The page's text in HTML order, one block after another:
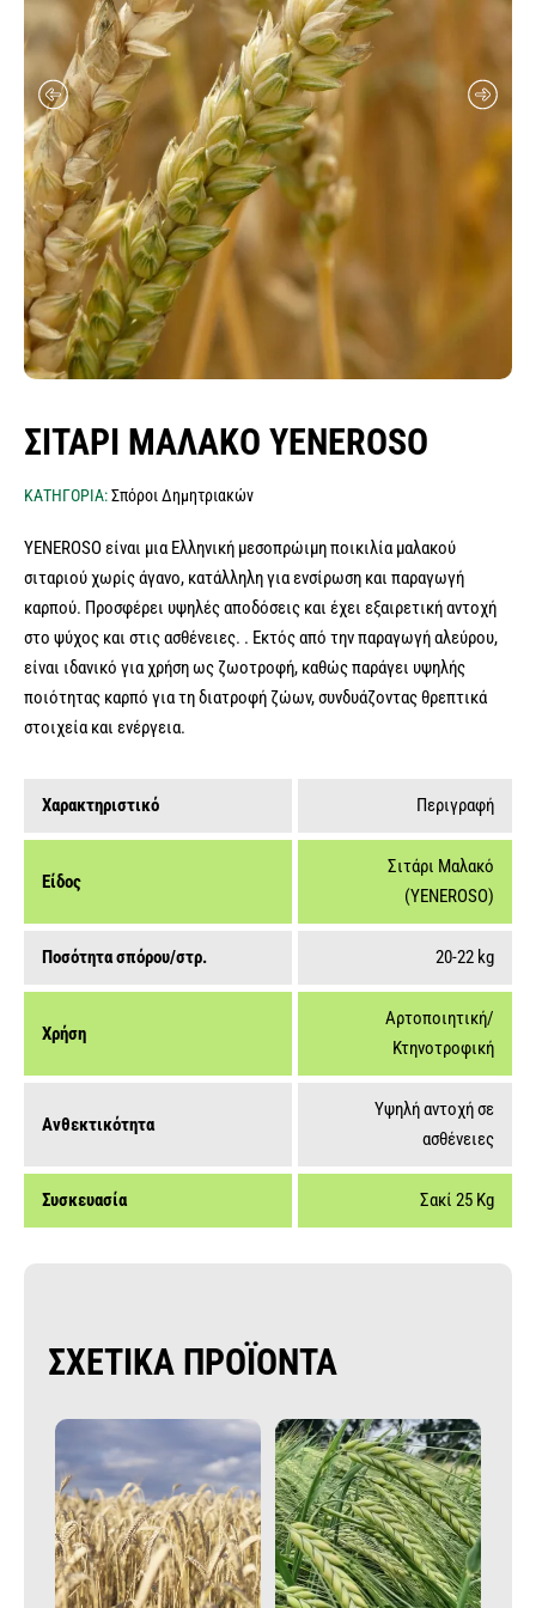
ποικιλιών λαχανικών
σπόροι αρωματικών & βότανα
σπόροι βιομηχανίας τροφίμων
κοκκάρι σποράς
σκόρδο σποράς
σπόροι δημητριακών
πατατόσπορος
σπόροι baby leaf μicro green εdible flowers
σπόροι λειμώνες - μίγματα
ΣΙΤΑΡΙ ΜΑΛΑΚΟ YENEROSO
ΚΑΤΗΓΟΡΙΑ:Σπόροι Δημητριακών
YENEROSO είναι μια Ελληνική μεσοπρώιμη ποικιλία μαλακού
σιταριού χωρίς άγανο, κατάλληλη για ενσίρωση και παραγωγή
καρπού. Προσφέρει υψηλές αποδόσεις και έχει εξαιρετική αντοχή
στο ψύχος και στις ασθένειες. . Εκτός από την παραγωγή αλεύρου,
είναι ιδανικό για χρήση ως ζωοτροφή, καθώς παράγει υψηλής
ποιότητας καρπό για τη διατροφή ζώων, συνδυάζοντας θρεπτικά
στοιχεία και ενέργεια.
Χαρακτηριστικό Περιγραφή
Είδος
Σιτάρι Μαλακό
(YENEROSO)
Ποσότητα σπόρου/στρ. 20-22 kg
Χρήση
Αρτοποιητική/
Κτηνοτροφική
Ανθεκτικότητα
Υψηλή αντοχή σε
ασθένειες
Συσκευασία Σακί 25 Kg
ΣΧΕΤΙΚΑ ΠΡΟΪΟΝΤΑ